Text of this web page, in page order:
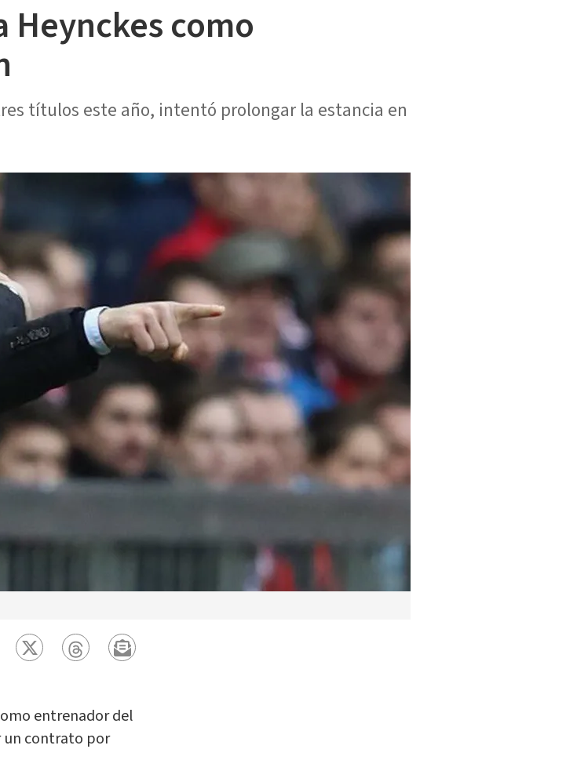
Heynckes como
títulos este año, intentó prolongar la estancia en
entrenador del
un contrato por